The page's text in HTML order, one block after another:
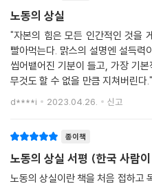
노동의 상실
"자본의 힘은 모든 인간적인 것을
빨아먹는다. 맑스의 설명엔 설득력
씹어뱉어진 기분이 들고, 가장 기
무것도 할 수 없을 만큼 지쳐버린다." p.56 평생을 먹고 살 돈
바등 돈을 벌어야 하는 사람이 아
d****i 2023.04.26. 신고
종이책
노동의 상실 서평 (한국 사람
노동의 상실이란 책을 처음 접하고